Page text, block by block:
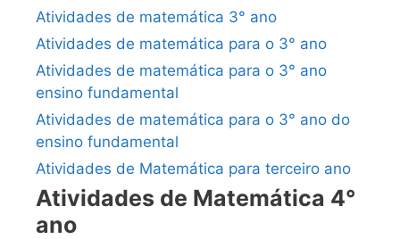
Atividades de matemática 3° ano
Atividades de matemática para o 3° ano
Atividades de matemática para o 3° ano
ensino fundamental
Atividades de matemática para o 3° ano do
ensino fundamental
Atividades de Matemática para terceiro ano
Atividades de Matemática 4°
ano